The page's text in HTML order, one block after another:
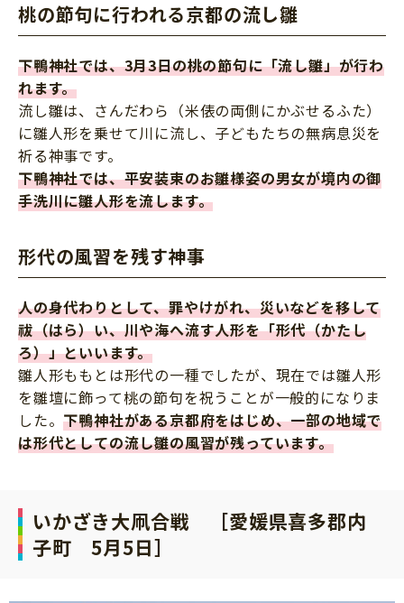
桃の節句に行われる京都の流し雛
下鴨神社では、3月3日の桃の節句に「流し雛」が行わ
れます。
流し雛は、さんだわら（米俵の両側にかぶせるふた）
に雛人形を乗せて川に流し、子どもたちの無病息災を
祈る神事です。
下鴨神社では、平安装束のお雛様姿の男女が境内の御
手洗川に雛人形を流します。
形代の風習を残す神事
人の身代わりとして、罪やけがれ、災いなどを移して
祓（はら）い、川や海へ流す人形を「形代（かたし
ろ）」といいます。
雛人形ももとは形代の一種でしたが、現在では雛人形
を雛壇に飾って桃の節句を祝うことが一般的になりま
した。下鴨神社がある京都府をはじめ、一部の地域で
は形代としての流し雛の風習が残っています。
いかざき大凧合戦 ［愛媛県喜多郡内
子町 5月5日］